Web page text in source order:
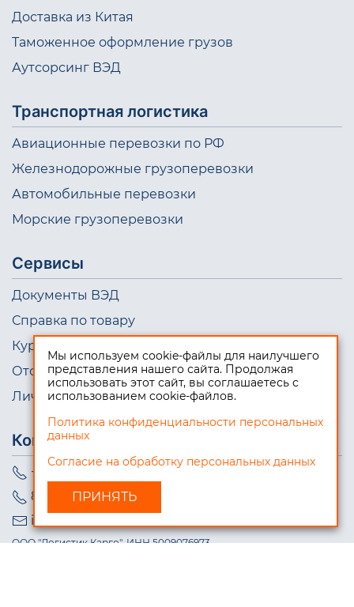
Доставка из Китая
Таможенное оформление грузов
Аутсорсинг ВЭД
Транспортная логистика
Авиационные перевозки по РФ
Железнодорожные грузоперевозки
Автомобильные перевозки
Морские грузоперевозки
Сервисы
Документы ВЭД
Справка по товару
Курсы валют
Отслеживание груза онлайн
Личный кабинет
Контакты
+7 (495) 723-10-98
8 (800) 550-08-99
info@logistic-cargo.ru
ООО "Логистик Карго", ИНН 5009076973
Мы используем cookie-файлы для наилучшего
представления нашего сайта. Продолжая
использовать этот сайт, вы соглашаетесь с
использованием cookie-файлов.
Политика конфиденциальности персональных
данных
Согласие на обработку персональных данных